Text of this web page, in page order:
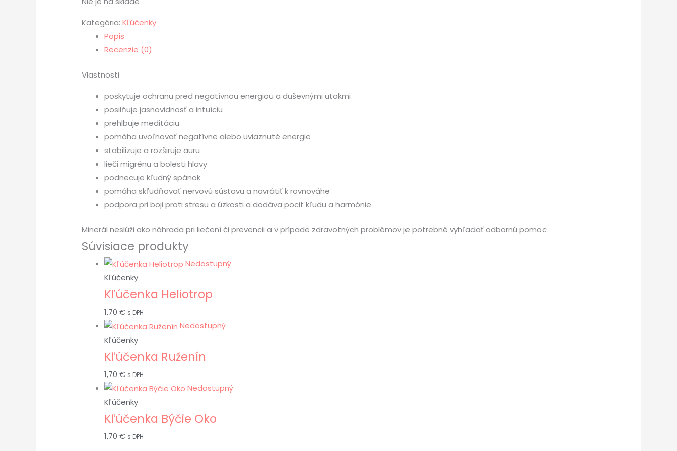
Kategória: Kľúčenky
Popis
Recenzie (0)
Vlastnosti
poskytuje ochranu pred negatívnou energiou a duševnými utokmi
posilňuje jasnovidnosť a intuíciu
prehlbuje meditáciu
pomáha uvoľnovať negatívne alebo uviaznuté energie
stabilizuje a rozširuje auru
lieči migrénu a bolesti hlavy
podnecuje kľudný spánok
pomáha skľudňovať nervovú sústavu a navrátiť k rovnováhe
podpora pri boji proti stresu a úzkosti a dodáva pocit kľudu a harmónie
Minerál neslúži ako náhrada pri liečení či prevencii a v prípade zdravotných problémov je potrebné vyhľadať odbornú pomoc
Súvisiace produkty
Nedostupný
Kľúčenky
Kľúčenka Heliotrop
1,70 € s DPH
Nedostupný
Kľúčenky
Kľúčenka Ruženín
1,70 € s DPH
Nedostupný
Kľúčenky
Kľúčenka Býčie Oko
1,70 € s DPH